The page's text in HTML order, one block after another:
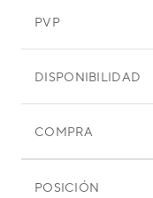
PVP
DISPONIBILIDAD
COMPRA
POSICIÓN